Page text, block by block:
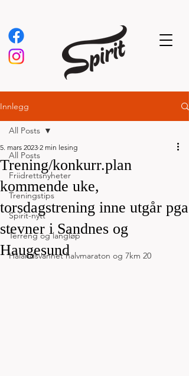
Innlegg
All Posts
Friidrettsnyheter
Treningstips
Spirit-nytt
Terreng og langløp
Hålandsvannet halvmaraton og 7km 20
All Posts
Trening/konkurr.plan
kommende uke,
torsdagstrening inne utgår pga
stevner i Sandnes og
Haugesund
5. mars 2023 2 min lesing